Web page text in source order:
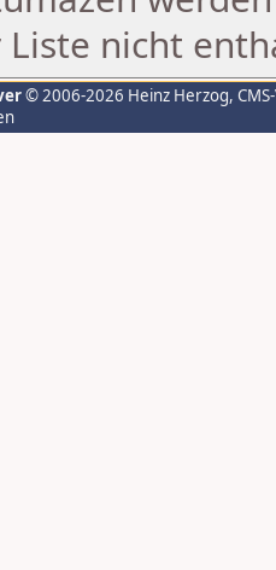
nicht
© 2006-2026 Heinz Herzog,